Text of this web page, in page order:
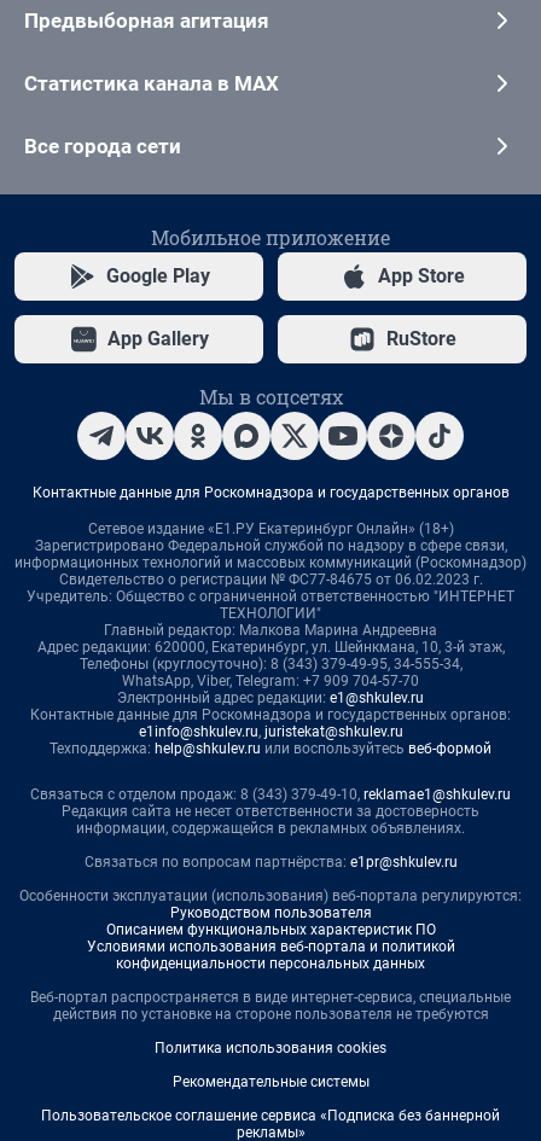
Предвыборная агитация
Статистика канала в MAX
Все города сети
Мобильное приложение
Google Play App Store
App Gallery RuStore
Мы в соцсетях
Контактные данные для Роскомнадзора и государственных органов
Сетевое издание «Е1.РУ Екатеринбург Онлайн» (18+)
Зарегистрировано Федеральной службой по надзору в сфере связи,
информационных технологий и массовых коммуникаций (Роскомнадзор)
Свидетельство о регистрации № ФС77-84675 от 06.02.2023 г.
Учредитель: Общество с ограниченной ответственностью "ИНТЕРНЕТ
ТЕХНОЛОГИИ"
Главный редактор: Малкова Марина Андреевна
Адрес редакции: 620000, Екатеринбург, ул. Шейнкмана, 10, 3-й этаж,
Телефоны (круглосуточно): 8 (343) 379-49-95, 34-555-34,
WhatsApp, Viber, Telegram: +7 909 704-57-70
Электронный адрес редакции: e1@shkulev.ru
Контактные данные для Роскомнадзора и государственных органов:
e1info@shkulev.ru, juristekat@shkulev.ru
Техподдержка: help@shkulev.ru или воспользуйтесь веб-формой
Связаться с отделом продаж: 8 (343) 379-49-10, reklamae1@shkulev.ru
Редакция сайта не несет ответственности за достоверность
информации, содержащейся в рекламных объявлениях.
Связаться по вопросам партнёрства: e1pr@shkulev.ru
Особенности эксплуатации (использования) веб-портала регулируются:
Руководством пользователя
Описанием функциональных характеристик ПО
Условиями использования веб-портала и политикой
конфиденциальности персональных данных
Веб-портал распространяется в виде интернет-сервиса, специальные
действия по установке на стороне пользователя не требуются
Политика использования cookies
Рекомендательные системы
Пользовательское соглашение сервиса «Подписка без баннерной
рекламы»